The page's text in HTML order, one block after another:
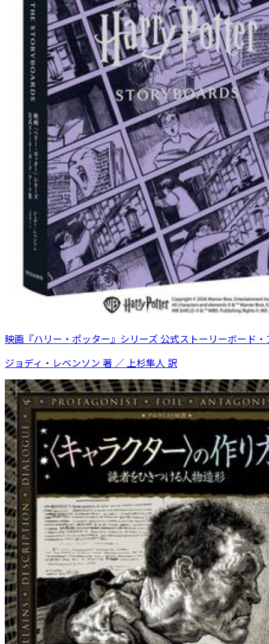
映画『ハリー・ポッター』シリーズ 公式ストーリーボード・
ジョディ・レベンソン 著 ／ 上杉隼人 訳